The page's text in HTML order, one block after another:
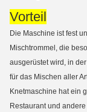
Vorteil
Die Maschine ist fest
Mischtrommel, die
ausgerüstet wird, in
für das Mischen aller
Knetmaschine hat ein
Restaurant und